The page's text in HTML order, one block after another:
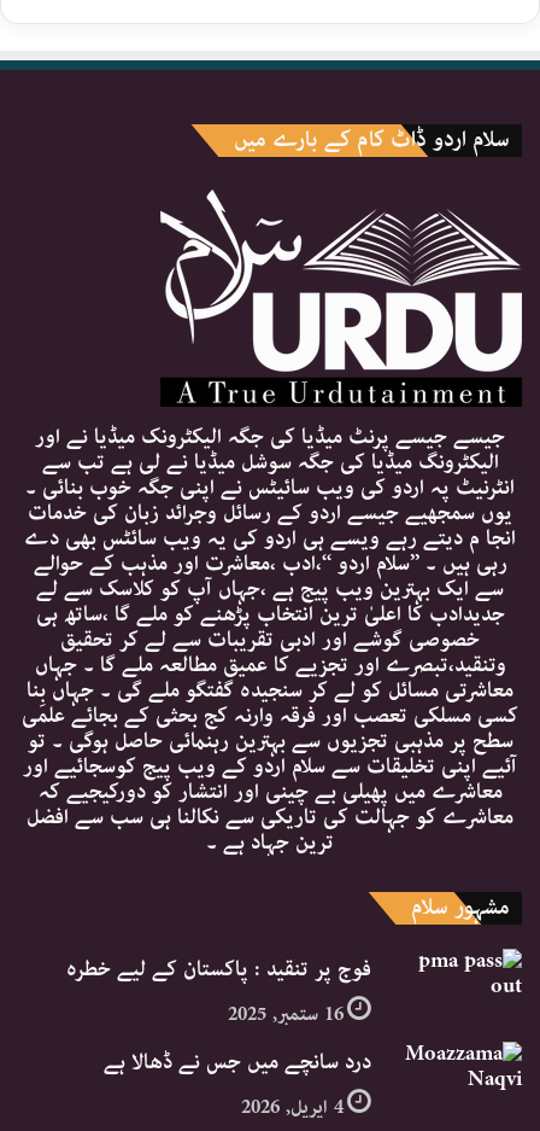
سلام اردو ڈاٹ کام کے بارے میں
جیسے جیسے پرنٹ میڈیا کی جگہ الیکٹرونک میڈیا نے اور
الیکٹرونگ میڈیا کی جگہ سوشل میڈیا نے لی ہے تب سے
انٹرنیٹ پہ اردو کی ویب سائیٹس نے اپنی جگہ خوب بنائی ۔
یوں سمجھیے جیسے اردو کے رسائل وجرائد زبان کی خدمات
انجا م دیتے رہے ویسے ہی اردو کی یہ ویب سائٹس بھی دے
رہی ہیں ۔ ’’سلام اردو ‘‘،ادب ،معاشرت اور مذہب کے حوالے
سے ایک بہترین ویب پیج ہے ،جہاں آپ کو کلاسک سے لے
جدیدادب کا اعلیٰ ترین انتخاب پڑھنے کو ملے گا ،ساتھ ہی
خصوصی گوشے اور ادبی تقریبات سے لے کر تحقیق
وتنقید،تبصرے اور تجزیے کا عمیق مطالعہ ملے گا ۔ جہاں
معاشرتی مسائل کو لے کر سنجیدہ گفتگو ملے گی ۔ جہاں بِنا
کسی مسلکی تعصب اور فرقہ وارنہ کج بحثی کے بجائے علمی
سطح پر مذہبی تجزیوں سے بہترین رہنمائی حاصل ہوگی ۔ تو
آئیے اپنی تخلیقات سے سلام اردو کے ویب پیج کوسجائیے اور
معاشرے میں پھیلی بے چینی اور انتشار کو دورکیجیے کہ
معاشرے کو جہالت کی تاریکی سے نکالنا ہی سب سے افضل
ترین جہاد ہے ۔
مشہور سلام
فوج پر تنقید : پاکستان کے لیے خطرہ
16 ستمبر, 2025
درد سانچے میں جس نے ڈھالا ہے
4 اپریل, 2026